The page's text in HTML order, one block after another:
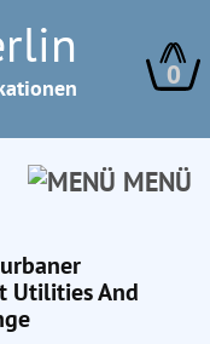
0
MENÜ
Utilities And